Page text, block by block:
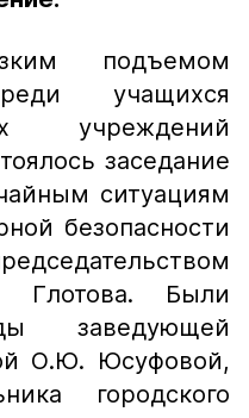
подъемом
учащихся
учреждений
заседание
ситуациям
безопасности
Глотова. Были
заведующей
О.Ю. Юсуфовой,
городского